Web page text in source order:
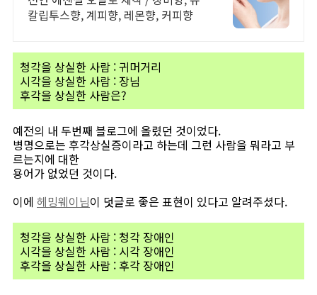
칼립투스향, 계피향, 레몬향, 커피향
청각을 상실한 사람 : 귀머거리
시각을 상실한 사람 : 장님
후각을 상실한 사람은?
예전의 내 두번째 블로그에 올렸던 것이었다.
병명으로는 후각상실증이라고 하는데 그런 사람을 뭐라고 부
르는지에 대한
용어가 없었던 것이다.
이에 헤밍웨이님이 덧글로 좋은 표현이 있다고 알려주셨다.
청각을 상실한 사람 : 청각 장애인
시각을 상실한 사람 : 시각 장애인
후각을 상실한 사람 : 후각 장애인